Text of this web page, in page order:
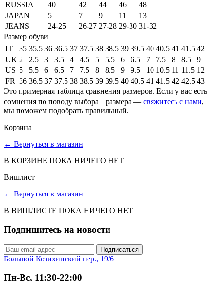
RUSSIA
40 42 44 46
48
JAPAN
5 7 9 11
13
JEANS
24-25 26-27 27-28 29-30 31-32
Размер обуви
IT
35 35.5 36 36.5 37 37.5 38 38.5 39 39.5 40 40.5 41 41.5 42
UK 2 2.5 3 3.5 4 4.5 5 5.5 6 6.5 7 7.5 8 8.5
9
US 5 5.5 6 6.5 7 7.5 8 8.5 9 9.5 10 10.5 11 11.5 12
FR 36 36.5 37 37.5 38 38.5 39 39.5 40 40.5 41 41.5 42 42.5 43
Это примерная таблица сравнения размеров. Если у вас есть
сомнения по поводу выбора размера — свяжитесь с нами,
мы поможем подобрать правильный.
Корзина
← Вернуться в магазин
В КОРЗИНЕ ПОКА НИЧЕГО НЕТ
Вишлист
← Вернуться в магазин
В ВИШЛИСТЕ ПОКА НИЧЕГО НЕТ
Подпишитесь на новости
Подписаться
Большой Козихинский пер., 19/6
Пн-Вс, 11:30-22:00